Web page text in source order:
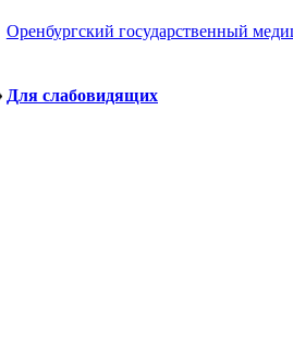
Оренбургский государственный
Для слабовидящих